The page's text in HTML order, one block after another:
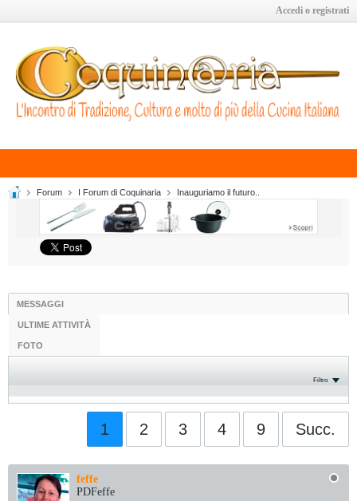
Accedi o registrati
Forum I Forum di Coquinaria Inauguriamo il futuro..
MESSAGGI
ULTIME ATTIVITÀ
FOTO
Filtro
1 2 3 4 9 Succ.
feffe
PDFeffe